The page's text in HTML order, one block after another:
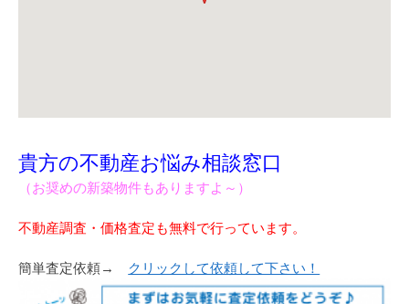
貴方の不動産お悩み相談窓口
（お奨めの新築物件もありますよ～）
不動産調査・価格査定も無料で行っています。
簡単査定依頼→ クリックして依頼して下さい！